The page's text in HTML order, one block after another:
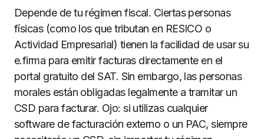
Depende de tu régimen fiscal. Ciertas personas
físicas (como los que tributan en RESICO o
Actividad Empresarial) tienen la facilidad de usar su
e.firma para emitir facturas directamente en el
portal gratuito del SAT. Sin embargo, las personas
morales están obligadas legalmente a tramitar un
CSD para facturar. Ojo: si utilizas cualquier
software de facturación externo o un PAC, siempre